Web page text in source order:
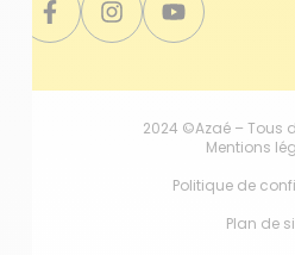
2024 ©Azaé – Tous
Mentions
Politique de
Plan de